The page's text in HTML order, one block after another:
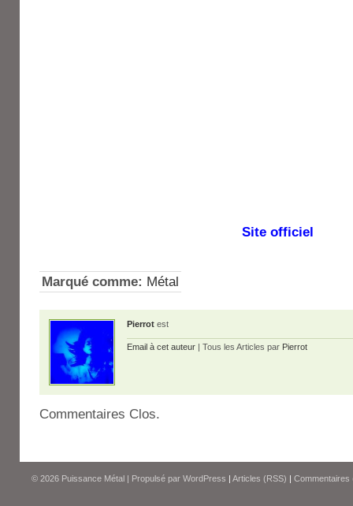
Site officiel
Marqué comme: Métal
Pierrot est
Email à cet auteur | Tous les Articles par Pierrot
Commentaires Clos.
© 2026 Puissance Métal | Propulsé par WordPress | Articles (RSS) | Commentaires